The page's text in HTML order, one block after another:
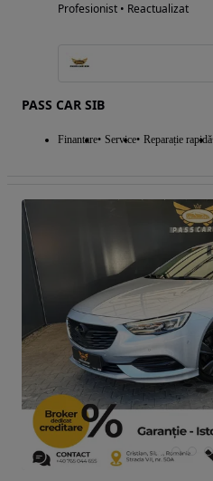
Profesionist • Reactualizat
PASS CAR SIB
Finantare Service Reparație rapidă